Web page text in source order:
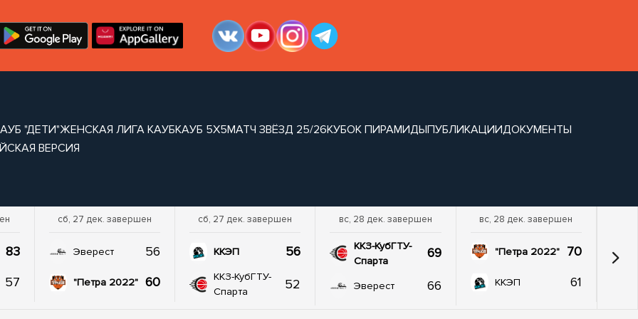
"ДЕТИ"ЖЕНСКАЯ ЛИГА КАУБКАУБ 5Х5МАТЧ ЗВЁЗД 25/26КУБОК ПИРАМИДЫПУБЛИКАЦИИДОКУМЕНТЫ
ВЕРСИЯ
83
57
сб, 27 дек. завершен
Эверест 56
"Петра 2022" 60
сб, 27 дек. завершен
ККЭП 56
ККЗ-КубГТУ-
Спарта
52
вс, 28 дек. завершен
ККЗ-КубГТУ-
Спарта
69
Эверест 66
вс, 28 дек. завершен
"Петра 2022" 70
ККЭП 61